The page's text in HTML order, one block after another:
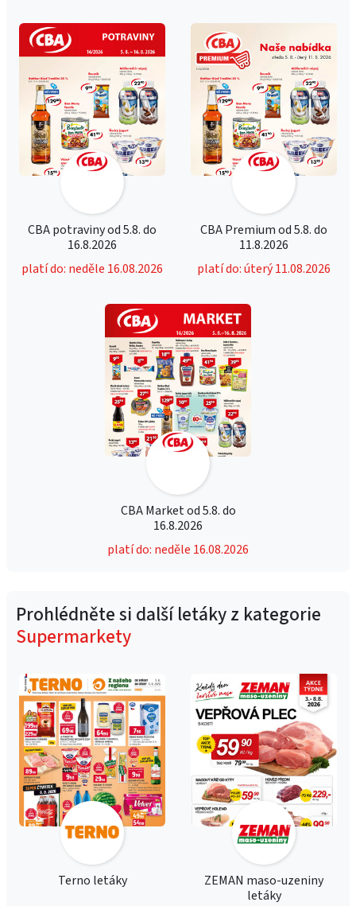
CBA potraviny od 5.8. do
16.8.2026
platí do: neděle 16.08.2026
CBA Premium od 5.8. do
11.8.2026
platí do: úterý 11.08.2026
CBA Market od 5.8. do
16.8.2026
platí do: neděle 16.08.2026
Prohlédněte si další letáky z kategorie
Supermarkety
Terno letáky
ZEMAN maso-uzeniny
letáky